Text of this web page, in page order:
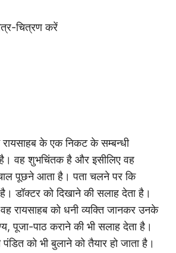
चित्रण करें
रायसाहब के एक निकट के सम्बन्धी
है। वह शुभचिंतक है और इसीलिए वह
पूछने आता है। पता चलने पर कि
डॉक्टर को दिखाने की सलाह देता है।
वह रायसाहब को धनी व्यक्ति जानकर उनके
पूजा-पाठ कराने की भी सलाह देता है।
को भी बुलाने को तैयार हो जाता है।